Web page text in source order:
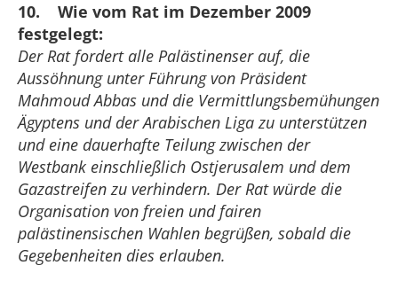
10. Wie vom Rat im Dezember 2009
festgelegt:
Der Rat fordert alle Palästinenser auf, die
Aussöhnung unter Führung von Präsident
Mahmoud Abbas und die Vermittlungsbemühungen
Ägyptens und der Arabischen Liga zu unterstützen
und eine dauerhafte Teilung zwischen der
Westbank einschließlich Ostjerusalem und dem
Gazastreifen zu verhindern. Der Rat würde die
Organisation von freien und fairen
palästinensischen Wahlen begrüßen, sobald die
Gegebenheiten dies erlauben.